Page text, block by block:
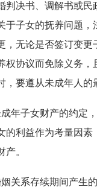
判决书、调解书或
于子女的抚养问题
，无论是否签订变
权协议而免除义务
，要遵从未成年人
年子女财产的约定
的利益作为考量因
。
关系存续期间产生